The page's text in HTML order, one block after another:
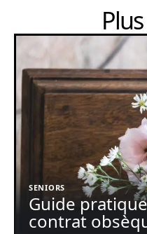
SENIORS
Guide
contrat